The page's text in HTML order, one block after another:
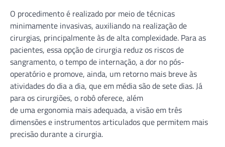
O procedimento é realizado por meio de técnicas
minimamente invasivas, auxiliando na realização de
cirurgias, principalmente às de alta complexidade. Para as
pacientes, essa opção de cirurgia reduz os riscos de
sangramento, o tempo de internação, a dor no pós-
operatório e promove, ainda, um retorno mais breve às
atividades do dia a dia, que em média são de sete dias. Já
para os cirurgiões, o robô oferece, além
de uma ergonomia mais adequada, a visão em três
dimensões e instrumentos articulados que permitem mais
precisão durante a cirurgia.